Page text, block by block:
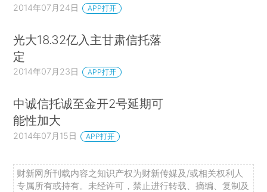
2014年07月24日 APP打开
光大18.32亿入主甘肃信托落
定
2014年07月23日 APP打开
中诚信托诚至金开2号延期可
能性加大
2014年07月15日 APP打开
财新网所刊载内容之知识产权为财新传媒及/或相关权利人
专属所有或持有。未经许可，禁止进行转载、摘编、复制及